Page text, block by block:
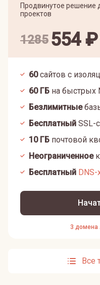
Продвинутое решение
проектов
1285 554₽
60 сайтов с
60ГБ на быстрых
Безлимитные
Бесплатный SSL-
10ГБ почтовой
Неограниченное
Бесплатный DNS-
3 домена
Все